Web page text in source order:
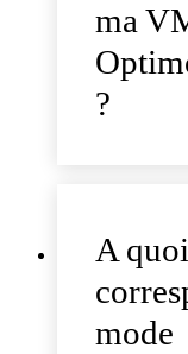
ma
?
A quoi
mode